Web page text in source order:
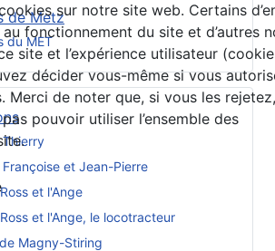
de Metz
du MET
Thierry
Françoise et Jean-Pierre
et l'Ange
et l'Ange, le locotracteur
Magny-Stiring
sur notre site web. Certains
fonctionnement du site et d’autres
site et l’expérience utilisateur
décider vous-même si vous
Merci de noter que, si vous les rejetez,
pouvoir utiliser l’ensemble des